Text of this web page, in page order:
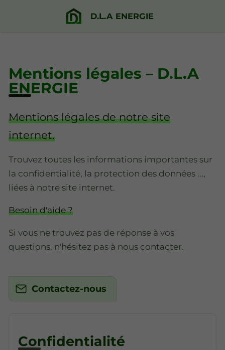
D.L.A ENERGIE
Mentions légales – D.L.A
ENERGIE
Mentions légales de notre site
internet.
Trouvez toutes les informations importantes sur
la confidentialité, la protection des données ...,
liées à notre site internet.
Besoin d'aide ?
Si vous ne trouvez pas de réponse à vos
questions, n'hésitez pas à nous contacter.
Contactez-nous
Confidentialité